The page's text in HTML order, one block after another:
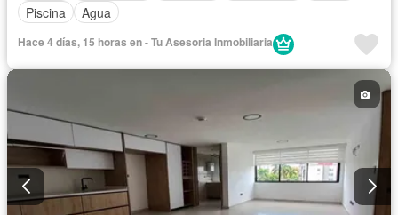
Piscina
Agua
Hace 4 días, 15 horas en - Tu Asesoria Inmobiliaria